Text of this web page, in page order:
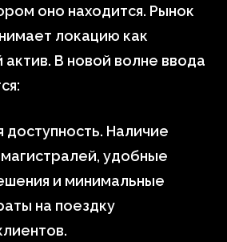
оно находится. Рынок
локацию как
актив. В новой волне ввода
Наличие
удобные
и минимальные
на поездку